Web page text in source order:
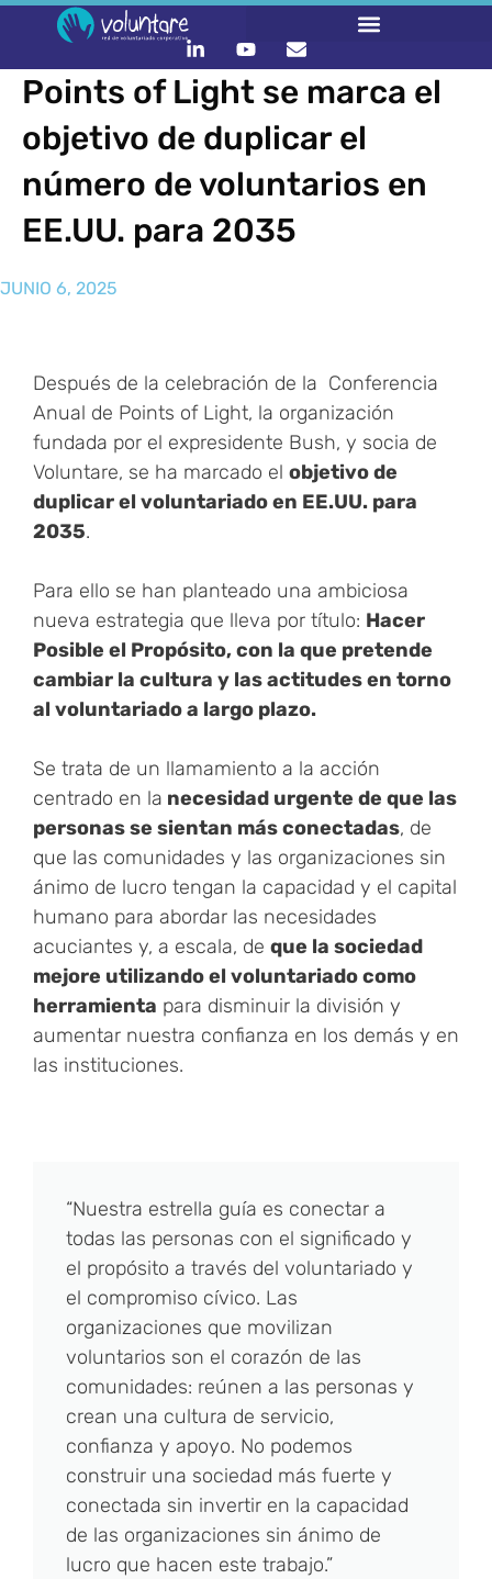
Points of Light se marca el
objetivo de duplicar el
número de voluntarios en
EE.UU. para 2035
JUNIO 6, 2025
Después de la celebración de la Conferencia
Anual de Points of Light, la organización
fundada por el expresidente Bush, y socia de
Voluntare, se ha marcado el objetivo de
duplicar el voluntariado en EE.UU. para
2035.
Para ello se han planteado una ambiciosa
nueva estrategia que lleva por título: Hacer
Posible el Propósito, con la que pretende
cambiar la cultura y las actitudes en torno
al voluntariado a largo plazo.
Se trata de un llamamiento a la acción
centrado en la necesidad urgente de que las
personas se sientan más conectadas, de
que las comunidades y las organizaciones sin
ánimo de lucro tengan la capacidad y el capital
humano para abordar las necesidades
acuciantes y, a escala, de que la sociedad
mejore utilizando el voluntariado como
herramienta para disminuir la división y
aumentar nuestra confianza en los demás y en
las instituciones.
“Nuestra estrella guía es conectar a
todas las personas con el significado y
el propósito a través del voluntariado y
el compromiso cívico. Las
organizaciones que movilizan
voluntarios son el corazón de las
comunidades: reúnen a las personas y
crean una cultura de servicio,
confianza y apoyo. No podemos
construir una sociedad más fuerte y
conectada sin invertir en la capacidad
de las organizaciones sin ánimo de
lucro que hacen este trabajo.”